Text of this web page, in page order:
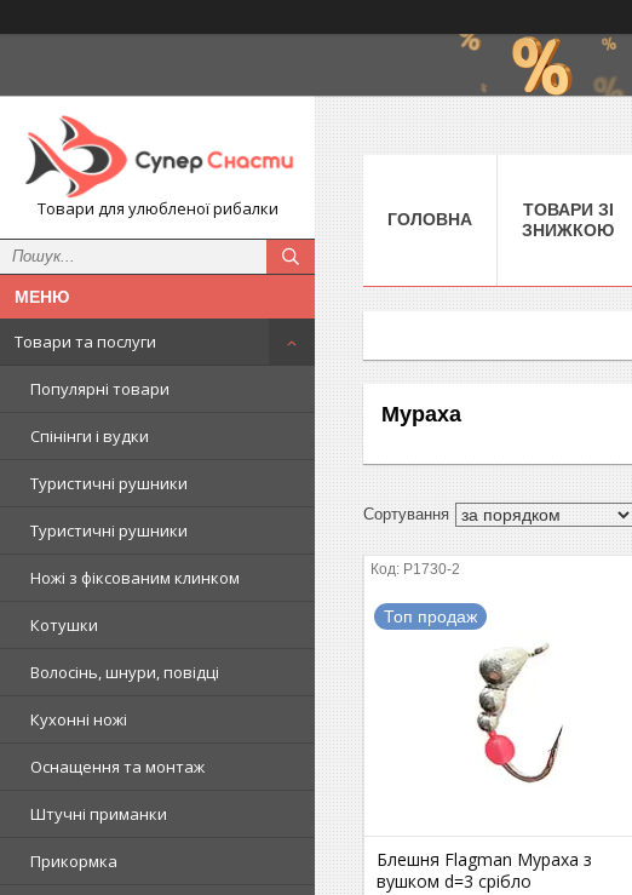
Товари для улюбленої рибалки
Товари та послуги
Популярні товари
Спінінги і вудки
Туристичні рушники
Туристичні рушники
Ножі з фіксованим клинком
Котушки
Волосінь, шнури, повідці
Кухонні ножі
Оснащення та монтаж
Штучні приманки
Прикормка
ГОЛОВНА
ТОВАРИ ЗІ
ЗНИЖКОЮ
Мураха
P1730-2
Топ продаж
Блешня Flagman Мураха з
вушком d=3 срібло